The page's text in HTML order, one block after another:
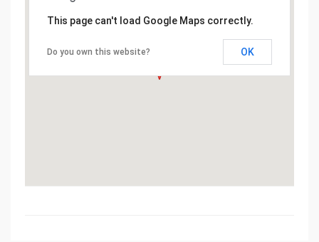
This page can't load Google Maps correctly.
Do you own this website? OK